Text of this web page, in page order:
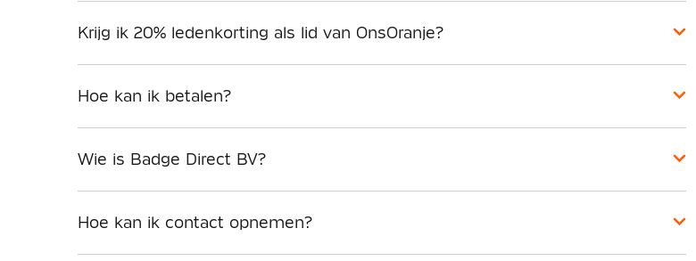
Krijg ik 20% ledenkorting als lid van OnsOranje?
Hoe kan ik betalen?
Wie is Badge Direct BV?
Hoe kan ik contact opnemen?